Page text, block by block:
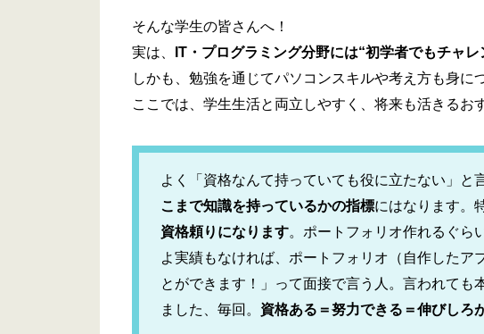
そんな学生の皆さんへ！
実は、
IT・プログラミング分野には“初学者でもチャ
しかも、勉強を通じてパソコンスキルや考え方も身に
ここでは、学生生活と両立しやすく、将来も活きるお
よく「資格なんて持っていても役に立たない」と
こまで知識を持っているかの指標にはなります。
資格頼りになります。ポートフォリオ作れるぐら
よ実績もなければ、ポートフォリオ（自作したア
とができます！」って面接で言う人。言われても
ました、毎回。 資格ある＝努力できる＝伸びしろ